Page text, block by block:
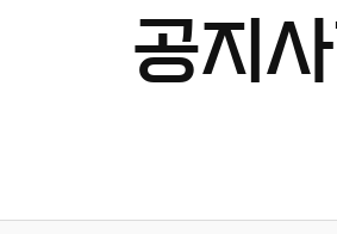
공지